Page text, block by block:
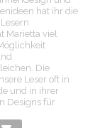
hat ihr die
Marietta viel
Die
Leser oft in
und in ihrer
Designs für